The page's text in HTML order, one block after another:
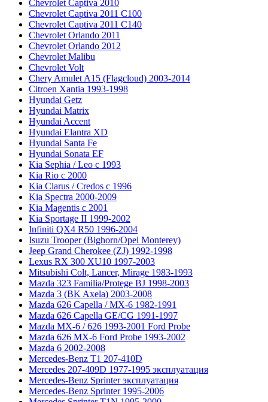
Chevrolet Captiva 2010
Chevrolet Captiva 2011 C100
Chevrolet Captiva 2011 C140
Chevrolet Orlando 2011
Chevrolet Orlando 2012
Chevrolet Malibu
Chevrolet Volt
Chery Amulet A15 (Flagcloud) 2003-2014
Citroen Xantia 1993-1998
Hyundai Getz
Hyundai Matrix
Hyundai Accent
Hyundai Elantra XD
Hyundai Santa Fe
Hyundai Sonata EF
Kia Sephia / Leo с 1993
Kia Rio с 2000
Kia Clarus / Credos с 1996
Kia Spectra 2000-2009
Kia Magentis с 2001
Kia Sportage II 1999-2002
Infiniti QX4 R50 1996-2004
Isuzu Trooper (Bighorn/Opel Monterey)
Jeep Grand Cherokee (ZJ) 1992-1998
Lexus RX 300 XU10 1997-2003
Mitsubishi Colt, Lancer, Mirage 1983-1993
Mazda 323 Familia/Protege BJ 1998-2003
Mazda 3 (BK Axela) 2003-2008
Mazda 626 Capella / MX-6 1982-1991
Mazda 626 Capella GE/CG 1991-1997
Mazda MX-6 / 626 1993-2001 Ford Probe
Mazda 626 MX-6 Ford Probe 1993-2002
Mazda 6 2002-2008
Mercedes-Benz T1 207-410D
Mercedes 207-409D 1977-1995 эксплуатация
Mercedes-Benz Sprinter эксплуатация
Mercedes-Benz Sprinter 1995-2006